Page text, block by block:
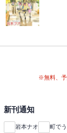
※無料、予
新刊通知
岩本ナオ 町で